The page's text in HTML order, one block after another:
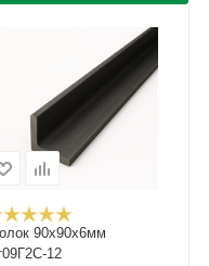
90х90х6мм
12